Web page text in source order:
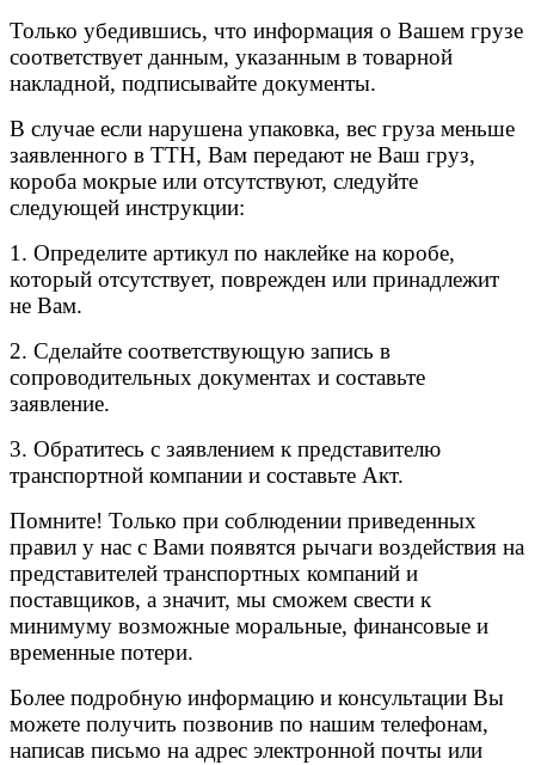
Только убедившись, что информация о Вашем грузе
соответствует данным, указанным в товарной
накладной, подписывайте документы.
В случае если нарушена упаковка, вес груза меньше
заявленного в ТТН, Вам передают не Ваш груз,
короба мокрые или отсутствуют, следуйте
следующей инструкции:
1. Определите артикул по наклейке на коробе,
который отсутствует, поврежден или принадлежит
не Вам.
2. Сделайте соответствующую запись в
сопроводительных документах и составьте
заявление.
3. Обратитесь с заявлением к представителю
транспортной компании и составьте Акт.
Помните! Только при соблюдении приведенных
правил у нас с Вами появятся рычаги воздействия на
представителей транспортных компаний и
поставщиков, а значит, мы сможем свести к
минимуму возможные моральные, финансовые и
временные потери.
Более подробную информацию и консультации Вы
можете получить позвонив по нашим телефонам,
написав письмо на адрес электронной почты или